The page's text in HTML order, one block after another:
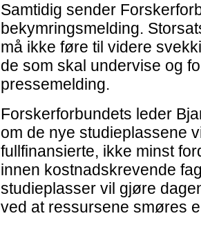
Samtidig sender
bekymringsmelding.
må ikke føre til videre
de som skal undervise og
pressemelding.
Forskerforbundets leder
om de nye studieplassene
fullfinansierte, ikke minst
innen kostnadskrevende
studieplasser vil gjøre
ved at ressursene smøres